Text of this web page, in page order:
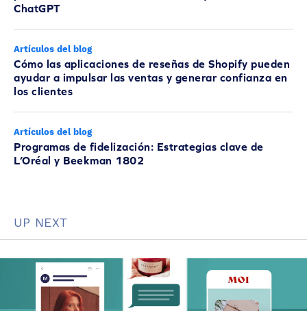
ChatGPT
Artículos del blog
Cómo las aplicaciones de reseñas de Shopify pueden
ayudar a impulsar las ventas y generar confianza en
los clientes
Artículos del blog
Programas de fidelización: Estrategias clave de
L’Oréal y Beekman 1802
UP NEXT